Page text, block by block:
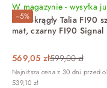
−5%
W magazynie - wysyłka
Stół okrągły Talia FI90
mat, czarny FI90 Signal
569,05 zł599,00 zł
Najniższa cena z 30 dni przed
539,10 zł